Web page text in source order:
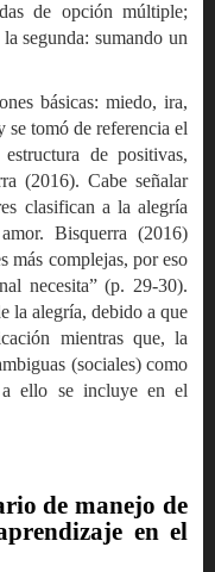
de opción múltiple;
segunda: sumando un
básicas: miedo, ira,
tomó de referencia el
de positivas,
(2016). Cabe señalar
clasifican a la alegría
Bisquerra (2016)
más complejas, por eso
necesita” (p. 29-30).
la alegría, debido a que
mientras que, la
(sociales) como
ello se incluye en el
de manejo de
en el